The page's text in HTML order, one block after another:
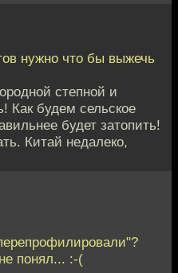
нужно что бы выжечь
степной и
Как будем сельское
будет затопить!
Китай недалеко,
понял... :-(